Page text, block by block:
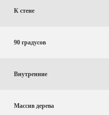
К стене
90 градусов
Внутренние
Массив дерева